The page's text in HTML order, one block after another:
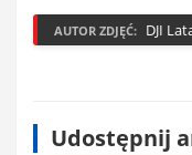
AUTOR ZDJĘĆ: DJI
Udostępnij